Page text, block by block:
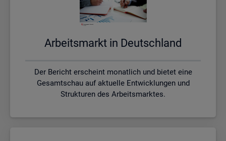
Ar­beits­markt in Deutsch­land
Der Bericht erscheint monatlich und bietet eine
Gesamtschau auf aktuelle Entwicklungen und
Strukturen des Arbeitsmarktes.